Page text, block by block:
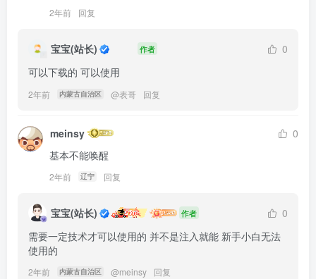
2年前 回复
宝宝(站长)
0
可以下载的 可以使用
2年前 内蒙古自治区 @表哥 回复
meinsy
0
基本不能唤醒
2年前 辽宁 回复
宝宝(站长) 作者
0
需要一定技术才可以使用的 并不是注入就能 新手小白无法
使用的
2年前 内蒙古自治区 @meinsy 回复